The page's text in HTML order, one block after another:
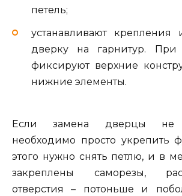
петель;
устанавливают
дверку на гарнитур. При
фиксируют верхние
нижние элементы.
Если замена дверцы не
необходимо просто укрепить
этого нужно снять петлю, и в
закреплены саморезы,
отверстия – потоньше и